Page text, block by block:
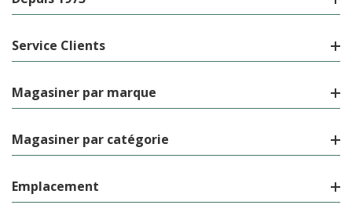
Service Clients
Magasiner par marque
Magasiner par catégorie
Emplacement